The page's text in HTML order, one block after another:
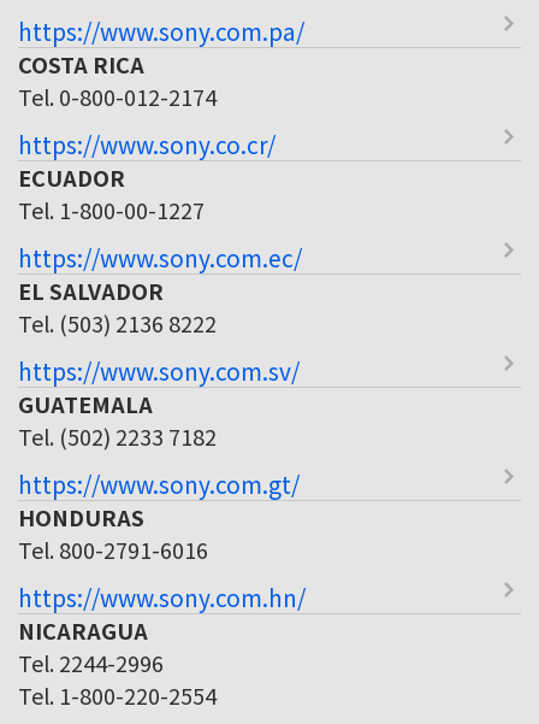
https://www.sony.com.pa/
COSTA RICA
Tel. 0-800-012-2174
https://www.sony.co.cr/
ECUADOR
Tel. 1-800-00-1227
https://www.sony.com.ec/
EL SALVADOR
Tel. (503) 2136 8222
https://www.sony.com.sv/
GUATEMALA
Tel. (502) 2233 7182
https://www.sony.com.gt/
HONDURAS
Tel. 800-2791-6016
https://www.sony.com.hn/
NICARAGUA
Tel. 2244-2996
Tel. 1-800-220-2554